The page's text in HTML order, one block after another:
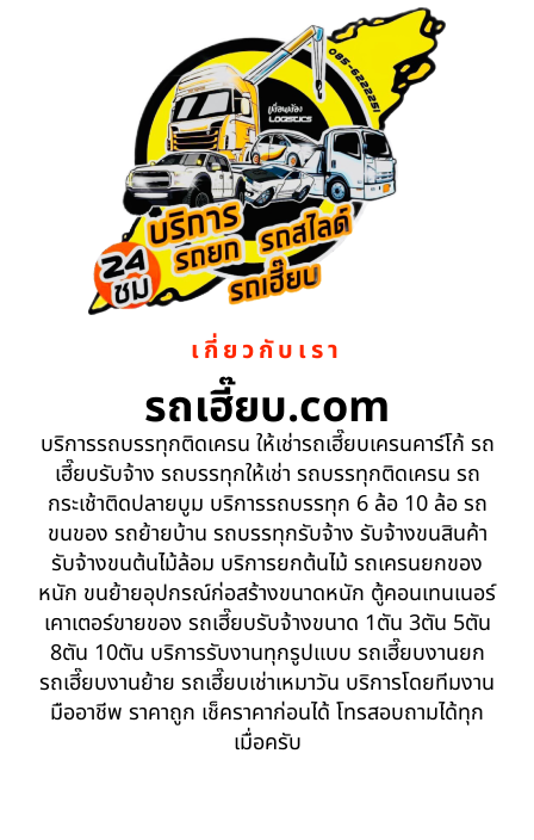
เกี่ยวกับเรา
รถเฮี๊ยบ.com
บริการรถบรรทุกติดเครน ให้เช่ารถเฮี๊ยบเครนคาร์โก้ รถ
เฮี๊ยบรับจ้าง รถบรรทุกให้เช่า รถบรรทุกติดเครน รถ
กระเช้าติดปลายบูม บริการรถบรรทุก 6 ล้อ 10 ล้อ รถ
ขนของ รถย้ายบ้าน รถบรรทุกรับจ้าง รับจ้างขนสินค้า
รับจ้างขนต้นไม้ล้อม บริการยกต้นไม้ รถเครนยกของ
หนัก ขนย้ายอุปกรณ์ก่อสร้างขนาดหนัก ตู้คอนเทนเนอร์
เคาเตอร์ขายของ รถเฮี๊ยบรับจ้างขนาด 1ตัน 3ตัน 5ตัน
8ตัน 10ตัน บริการรับงานทุกรูปแบบ รถเฮี๊ยบงานยก
รถเฮี๊ยบงานย้าย รถเฮี๊ยบเช่าเหมาวัน บริการโดยทีมงาน
มืออาชีพ ราคาถูก เช็คราคาก่อนได้ โทรสอบถามได้ทุก
เมื่อครับ